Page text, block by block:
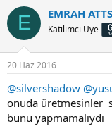
E EMRAH ATTS
Katılımcı Üye
20 Haz 2016
@silvershadow
onuda üretmesinler
bunu yapmamalıydı